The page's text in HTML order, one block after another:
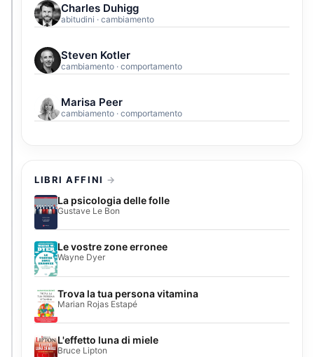
Charles Duhigg
abitudini · cambiamento
Steven Kotler
cambiamento · comportamento
Marisa Peer
cambiamento · comportamento
LIBRI AFFINI
La psicologia delle folle
Gustave Le Bon
Le vostre zone erronee
Wayne Dyer
Trova la tua persona vitamina
Marian Rojas Estapé
L'effetto luna di miele
Bruce Lipton